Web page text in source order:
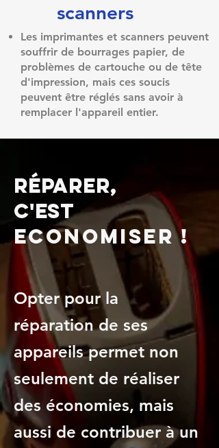
scanners​
Les imprimantes et scanners peuvent
souffrir de bourrages papier, de
problèmes de cartouche ou de tête
d'impression, mais ces soucis
peuvent être réglés sans avoir à
remplacer l'appareil entier.
Réparer,
c'est
Economiser !
Opter pour la
réparation de ses
appareils permet non
seulement de réaliser
des économies, mais
aussi de contribuer à un